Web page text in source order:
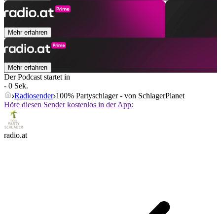
Mehr erfahren
Mehr erfahren
Der Podcast startet in
- 0 Sek.
Radiosender 100% Partyschlager - von SchlagerPlanet
Höre diesen Sender kostenlos in der App:
radio.at